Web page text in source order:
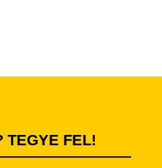
TEGYE FEL!